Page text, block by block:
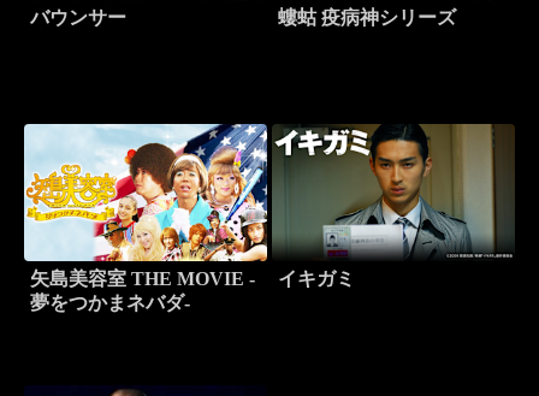
バウンサー 螻蛄 疫病神シリーズ
矢島美容室 THE MOVIE -
夢をつかまネバダ-
イキガミ